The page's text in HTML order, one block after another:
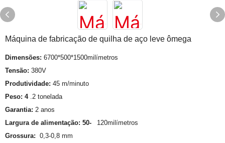
Máquina de fabricação de quilha de aço leve ômega
Dimensões: 6700*500*1500milímetros
Tensão: 380V
Produtividade: 45 m/minuto
Peso: 4 .2 tonelada
Garantia: 2 anos
Largura de alimentação: 50-
120milímetros
Grossura: 0,3-0,8 mm